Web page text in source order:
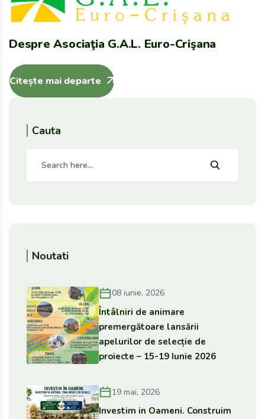
Despre Asociaţia G.A.L. Euro-Crişana
Citește mai departe
Cauta
Noutati
08 iunie, 2026
Întâlniri de animare
premergătoare lansării
apelurilor de selecție de
proiecte – 15-19 Iunie 2026
19 mai, 2026
Investim in Oameni. Construim